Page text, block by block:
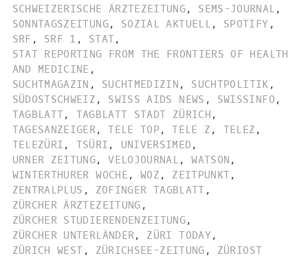
SCHWEIZERISCHE ÄRZTEZEITUNG, SEMS-JOURNAL ,
SONNTAGSZEITUNG, SOZIAL AKTUELL , SPOTIFY ,
SRF , SRF 1 , STAT,
STAT REPORTING FROM THE FRONTIERS OF HEALTH
AND MEDICINE ,
SUCHTMAGAZIN , SUCHTMEDIZIN , SUCHTPOLITIK ,
SÜDOSTSCHWEIZ , SWISS AIDS NEWS , SWISSINFO ,
TAGBLATT, TAGBLATT STADT ZÜRICH ,
TAGESANZEIGER, TELE TOP, TELE Z , TELEZ ,
TELEZÜRI , TSÜRI , UNIVERSIMED ,
URNER ZEITUNG, VELOJOURNAL , WATSON ,
WINTERTHURER WOCHE , WOZ , ZEITPUNKT,
ZENTRALPLUS , ZOFINGER TAGBLATT ,
ZÜRCHER ÄRZTEZEITUNG ,
ZÜRCHER STUDIERENDENZEITUNG,
ZÜRCHER UNTERLÄNDER, ZÜRI TODAY,
ZÜRICH WEST , ZÜRICHSEE-ZEITUNG , ZÜRIOST